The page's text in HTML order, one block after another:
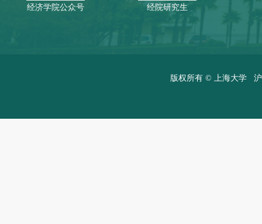
经济学院公众号 经院研究生
版权所有 © 上海大学